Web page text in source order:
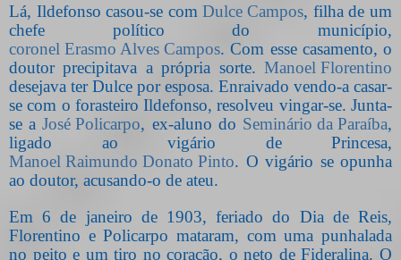
Lá, Ildefonso casou-se comDulce Campos, filha de um
chefe político do município,
coronel Erasmo Alves Campos. Com esse casamento, o
doutor precipitava a própria sorte. Manoel Florentino
desejava ter Dulce por esposa. Enraivado vendo-a casar-
se com o forasteiro Ildefonso, resolveu vingar-se. Junta-
se aJosé Policarpo, ex-aluno do Seminário da Paraíba,
ligado ao vigário de Princesa,
Manoel Raimundo Donato Pinto. O vigário se opunha
ao doutor, acusando-o de ateu.
Em 6 de janeiro de 1903, feriado do Dia de Reis,
Florentino e Policarpo mataram, com uma punhalada
no peito e um tiro no coração, o neto de Fideralina. O